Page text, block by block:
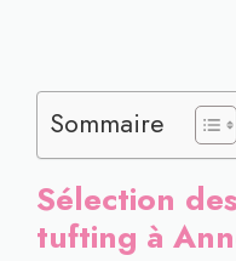
Sommaire
Sélection
tufting à